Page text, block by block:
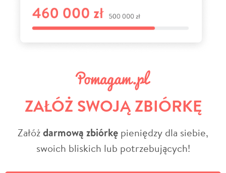
ZAŁÓŻ SWOJĄ ZBIÓRKĘ
Załóżdarmową zbiórkę pieniędzy dla siebie,
swoich bliskich lub potrzebujących!